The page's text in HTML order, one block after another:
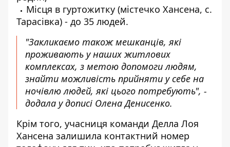
Місця в гуртожитку (містечко Хансена, с.
Тарасівка) - до 35 людей.
"Закликаємо також мешканців, які
проживають у наших житлових
комплексах, з метою допомоги людям,
знайти можливість прийняти у себе на
ночівлю людей, які цього потребують", -
додала у дописі Олена Денисенко.
Крім того, учасниця команди Делла Лоя
Хансена залишила контактний номер